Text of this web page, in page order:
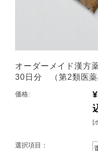
オーダーメイド漢方
30日分 （第2類医薬
価格:
[
選択項目：